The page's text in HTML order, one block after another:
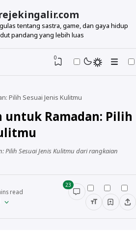
tentang sastra, game, dan gaya hidup
pandang yang lebih luas
0
Pilih Sesuai Jenis Kulitmu
untuk Ramadan: Pilih
Pilih Sesuai Jenis Kulitmu dari rangkaian
read
23